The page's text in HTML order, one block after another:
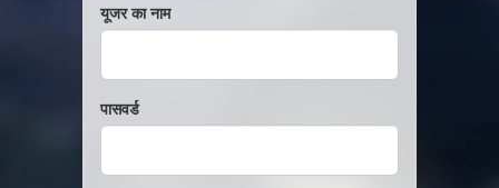
यूजर का नाम
पासवर्ड